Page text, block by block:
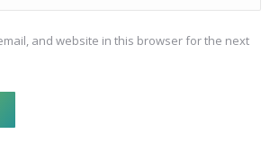
and website in this browser for the next